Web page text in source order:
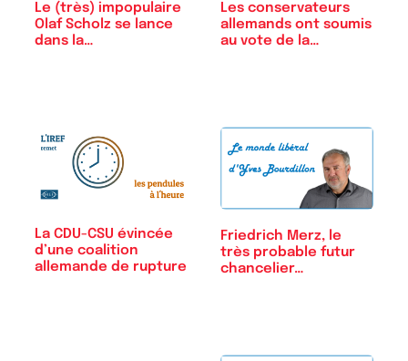
Le (très) impopulaire
Olaf Scholz se lance
dans la…
Les conservateurs
allemands ont soumis
au vote de la…
La CDU-CSU évincée
d’une coalition
allemande de rupture
Friedrich Merz, le
très probable futur
chancelier…